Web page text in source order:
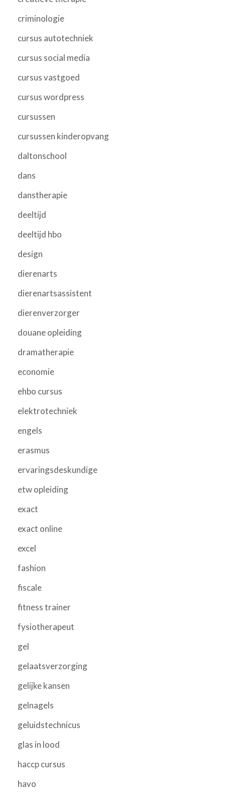
criminologie
cursus autotechniek
cursus social media
cursus vastgoed
cursus wordpress
cursussen
cursussen kinderopvang
daltonschool
dans
danstherapie
deeltijd
deeltijd hbo
design
dierenarts
dierenartsassistent
dierenverzorger
douane opleiding
dramatherapie
economie
ehbo cursus
elektrotechniek
engels
erasmus
ervaringsdeskundige
etw opleiding
exact
exact online
excel
fashion
fiscale
fitness trainer
fysiotherapeut
gel
gelaatsverzorging
gelijke kansen
gelnagels
geluidstechnicus
glas in lood
haccp cursus
havo